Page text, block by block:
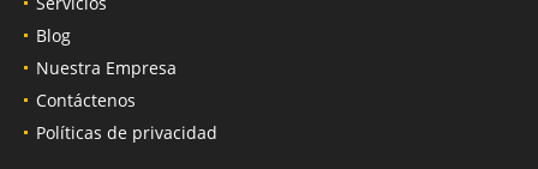
Blog
Nuestra Empresa
Contáctenos
Políticas de privacidad